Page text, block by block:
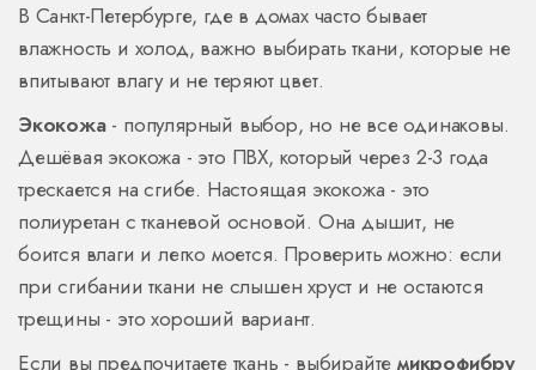
В Санкт-Петербурге, где в домах часто бывает
влажность и холод, важно выбирать ткани, которые не
впитывают влагу и не теряют цвет.
Экокожа- популярный выбор, но не все одинаковы.
Дешёвая экокожа - это ПВХ, который через 2-3 года
трескается на сгибе. Настоящая экокожа - это
полиуретан с тканевой основой. Она дышит, не
боится влаги и легко моется. Проверить можно: если
при сгибании ткани не слышен хруст и не остаются
трещины - это хороший вариант.
Если вы предпочитаете ткань - выбирайте микрофибру